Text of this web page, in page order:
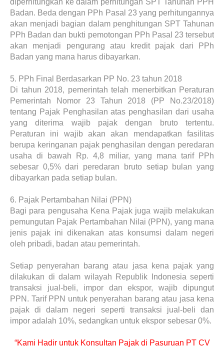
diperhitungkan ke dalam perhitungan SPT Tahunan PPH
Badan. Beda dengan PPh Pasal 23 yang perhitungannya
akan menjadi bagian dalam penghitungan SPT Tahunan
PPh Badan dan bukti pemotongan PPh Pasal 23 tersebut
akan menjadi pengurang atau kredit pajak dari PPh
Badan yang mana harus dibayarkan.
5. PPh Final Berdasarkan PP No. 23 tahun 2018
Di tahun 2018, pemerintah telah menerbitkan Peraturan
Pemerintah Nomor 23 Tahun 2018 (PP No.23/2018)
tentang Pajak Penghasilan atas penghasilan dari usaha
yang diterima wajib pajak dengan bruto tertentu.
Peraturan ini wajib akan akan mendapatkan fasilitas
berupa keringanan pajak penghasilan dengan peredaran
usaha di bawah Rp. 4,8 miliar, yang mana tarif PPh
sebesar 0,5% dari peredaran bruto setiap bulan yang
dibayarkan pada setiap bulan.
6. Pajak Pertambahan Nilai (PPN)
Bagi para pengusaha Kena Pajak juga wajib melakukan
pemungutan Pajak Pertambahan Nilai (PPN), yang mana
jenis pajak ini dikenakan atas konsumsi dalam negeri
oleh pribadi, badan atau pemerintah.
Setiap penyerahan barang atau jasa kena pajak yang
dilakukan di dalam wilayah Republik Indonesia seperti
transaksi jual-beli, impor dan ekspor, wajib dipungut
PPN. Tarif PPN untuk penyerahan barang atau jasa kena
pajak di dalam negeri seperti transaksi jual-beli dan
impor adalah 10%, sedangkan untuk ekspor sebesar 0%.
“Kami Hadir untuk Konsultan Pajak di Pasuruan PT CV